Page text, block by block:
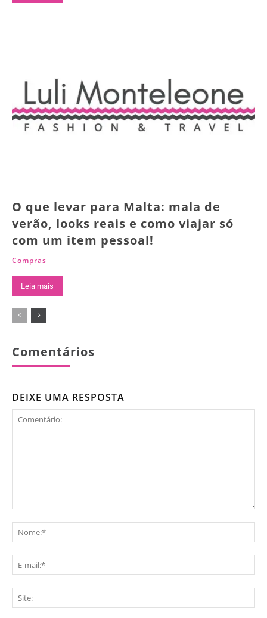
O que levar para Malta: mala de
verão, looks reais e como viajar só
com um item pessoal!
Compras
Leia mais
Comentários
DEIXE UMA RESPOSTA